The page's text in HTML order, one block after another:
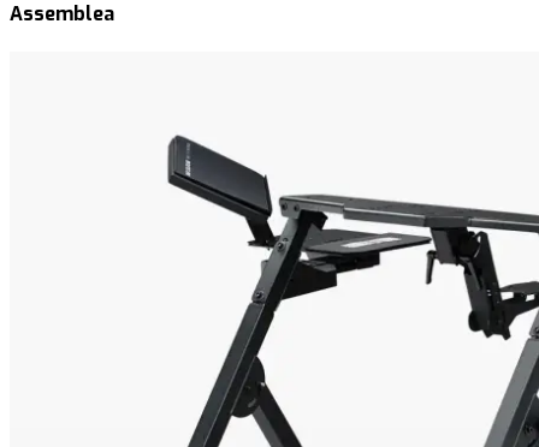
Assemblea